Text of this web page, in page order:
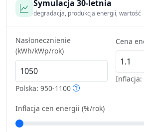
Symulacja 30-letnia
degradacja, produkcja energii, wartość
Nasłonecznienie
(kWh/kWp/rok)
Polska: 950-1100
Cena
Inflacja:
Inflacja cen energii (%/rok)